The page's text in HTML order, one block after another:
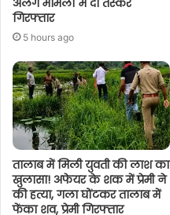
अलग मामलों में दो तस्कर
गिरफ्तार
5 hours ago
तालाब में मिली युवती की लाश का
खुलासा! अफेयर के शक में प्रेमी ने
की हत्या, गला घोंटकर तालाब में
फेंका शव, प्रेमी गिरफ्तार